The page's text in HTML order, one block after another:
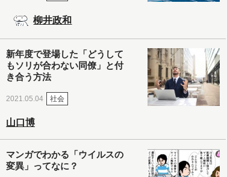
柳井政和
新年度で登場した「どうして
もソリが合わない同僚」と付
き合う方法
2021.05.04 社会
山口博
マンガでわかる「ウイルスの
変異」ってなに？